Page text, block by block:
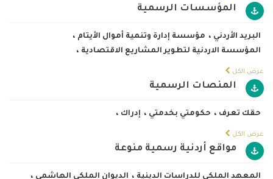
المؤسسات الرسمية
البريد الأردني ، مؤسسة إدارة وتنمية أموال الأيتام ،
المؤسسة الاردنية لتطوير المشاريع الاقتصادية ،
عرض الكل
المنصات الرسمية
حقك تعرف ، حكومتي بخدمتي ، إدراك ،
عرض الكل
مواقع أردنية رسمية منوعة
المعهد الملكي للدراسات الدينية ، الديوان الملكي الهاشمي ،